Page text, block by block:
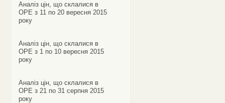
Аналіз цін, що склалися в
ОРЕ з 11 по 20 вересня 2015
року
Аналіз цін, що склалися в
ОРЕ з 1 по 10 вересня 2015
року
Аналіз цін, що склалися в
ОРЕ з 21 по 31 серпня 2015
року